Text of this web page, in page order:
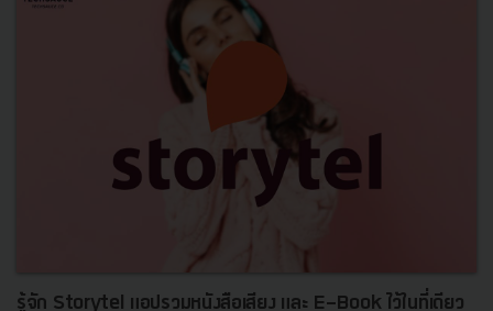
รู้จัก Storytel แอปรวมหนังสือเสียง และ E-Book ไว้ในที่เดียว